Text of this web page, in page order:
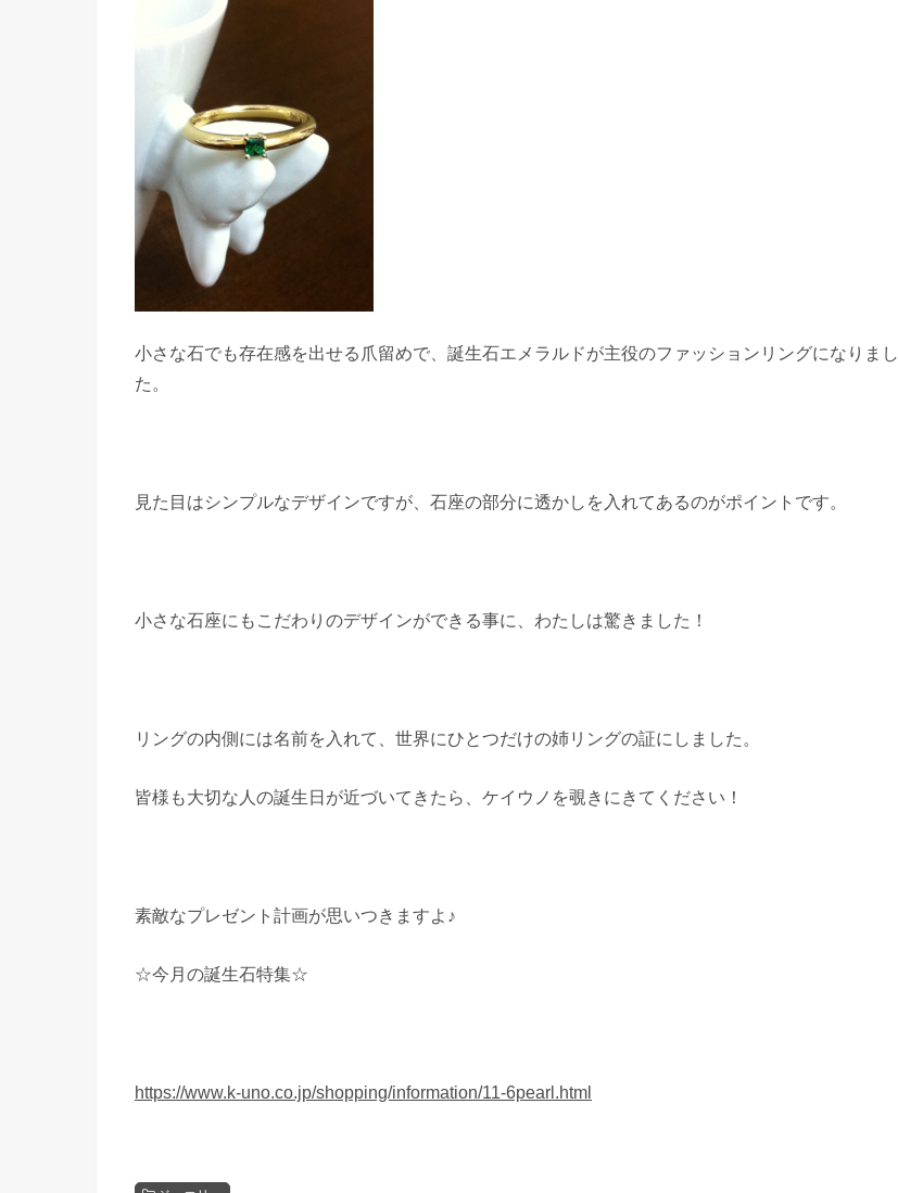
小さな石でも存在感を出せる爪留めで、誕生石エメラルドが主役のファッションリングになりまし
た。
見た目はシンプルなデザインですが、石座の部分に透かしを入れてあるのがポイントです。
小さな石座にもこだわりのデザインができる事に、わたしは驚きました！
リングの内側には名前を入れて、世界にひとつだけの姉リングの証にしました。
皆様も大切な人の誕生日が近づいてきたら、ケイウノを覗きにきてください！
素敵なプレゼント計画が思いつきますよ♪
☆今月の誕生石特集☆
https://www.k-uno.co.jp/shopping/information/11-6pearl.html